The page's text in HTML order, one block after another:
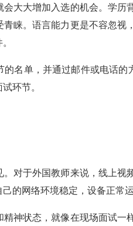
大大增加入选的机会。学
睐。语言能力更是不容忽
名单，并通过邮件或电话的
环节。
对于外国教师来说，线上视
的网络环境稳定，设备正常
神状态，就像在现场面试一